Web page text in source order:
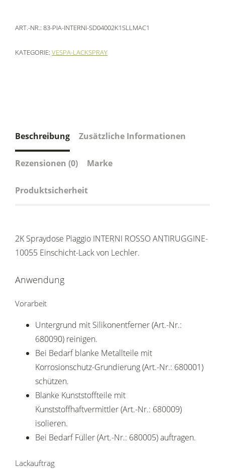
ART.-NR.: 83-PIA-INTERNI-SD04002K1SLLMAC1
KATEGORIE: VESPA-LACKSPRAY
Beschreibung Zusätzliche Informationen
Rezensionen (0) Marke
Produktsicherheit
2K Spraydose Piaggio INTERNI ROSSO ANTIRUGGINE-
10055 Einschicht-Lack von Lechler.
Anwendung
Vorarbeit
Untergrund mit Silikonentferner (Art.-Nr.:
680090) reinigen.
Bei Bedarf blanke Metallteile mit
Korrosionschutz-Grundierung (Art.-Nr.: 680001)
schützen.
Blanke Kunststoffteile mit
Kunststoffhaftvermittler (Art.-Nr.: 680009)
isolieren.
Bei Bedarf Füller (Art.-Nr.: 680005) auftragen.
Lackauftrag